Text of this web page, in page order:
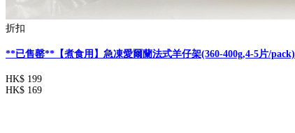
折扣
**已售罄**【煮食用】急凍愛爾蘭法式羊仔架(360-400g,4-5片/pack)
HK$ 199
HK$ 169